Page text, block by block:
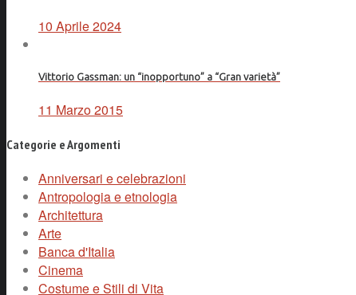
10 Aprile 2024
Vittorio Gassman: un “inopportuno” a “Gran varietà”
11 Marzo 2015
Categorie e Argomenti
Anniversari e celebrazioni
Antropologia e etnologia
Architettura
Arte
Banca d'Italia
Cinema
Costume e Stili di Vita